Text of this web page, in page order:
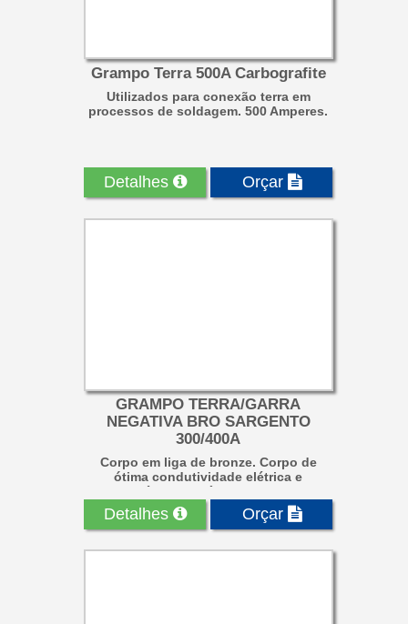
Grampo Terra 500A Carbografite
Utilizados para conexão terra em
processos de soldagem. 500 Amperes.
Detalhes Orçar
GRAMPO TERRA/GARRA
NEGATIVA BRO SARGENTO
300/400A
Corpo em liga de bronze. Corpo de
ótima condutividade elétrica e
resistência mecânica, com du...
Detalhes Orçar